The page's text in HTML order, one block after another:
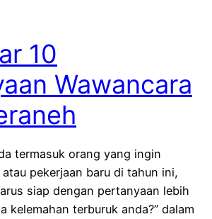
10
Wawancara
termasuk orang yang ingin
pekerjaan baru di tahun ini,
siap dengan pertanyaan lebih
kelemahan terburuk anda?” dalam